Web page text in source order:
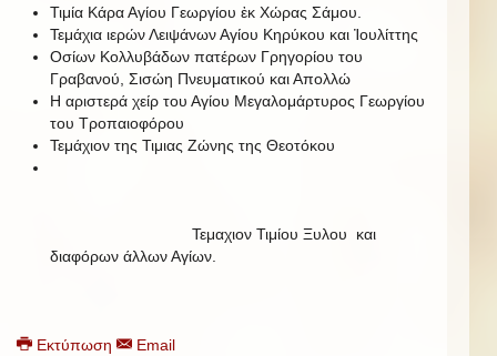
Τιμία Κάρα Αγίου Γεωργίου ἐκ Χώρας Σάμου.
Τεμάχια ιερών Λειψάνων Αγίου Κηρύκου και Ἰουλίττης
Οσίων Κολλυβάδων πατέρων Γρηγορίου του
Γραβανού, Σισώη Πνευματικού και Απολλώ
Η αριστερά χείρ του Αγίου Μεγαλομάρτυρος Γεωργίου
του Τροπαιοφόρου
Τεμάχιον της Τιμιας Ζώνης της Θεοτόκου
Τεμαχιον Τιμίου Ξυλου και
διαφόρων άλλων Αγίων.
Εκτύπωση Email